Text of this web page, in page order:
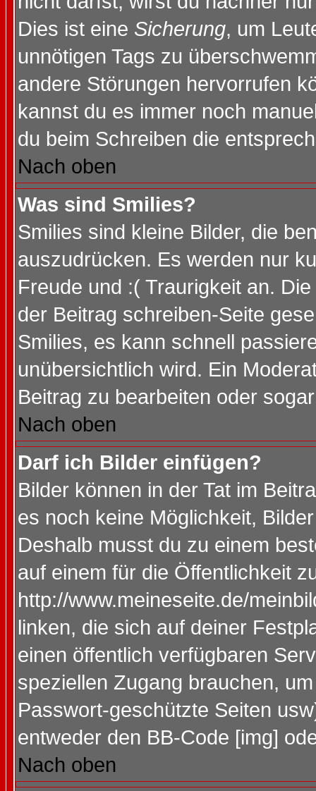
Dies ist eine Sicherung, um
unnötigen Tags zu
andere Störungen hervorrufen
kannst du es immer noch
du beim Schreiben die
Nach oben
Was sind Smilies?
Smilies sind kleine Bilder, die
auszudrücken. Es werden nur
Freude und :( Traurigkeit an.
der Beitrag schreiben-Seite
Smilies, es kann schnell
unübersichtlich wird. Ein
Beitrag zu bearbeiten oder
Nach oben
Darf ich Bilder einfügen?
Bilder können in der Tat im
es noch keine Möglichkeit,
Deshalb musst du zu einem
auf einem für die Öffentlichkeit
http://www.meineseite.de/
linken, die sich auf deiner
einen öffentlich verfügbaren
speziellen Zugang brauchen,
Passwort-geschützte Seiten
entweder den BB-Code [img]
Nach oben